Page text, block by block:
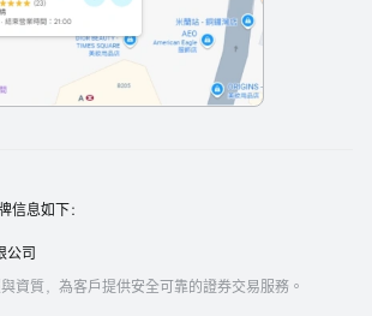
信息如下：
公司
資質，為客戶提供安全可靠的證券交易服務。